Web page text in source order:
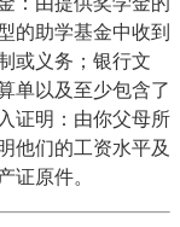
的助学基金中收到
或义务；银行文
单以及至少包含了
证明：由你父母所
他们的工资水平及
证原件。